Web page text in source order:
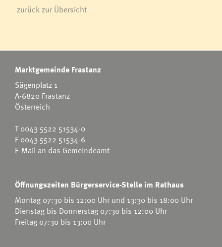
zurück zur Übersicht
Marktgemeinde Frastanz
Sägenplatz 1
A-6820 Frastanz
Österreich
T0043 5522 51534-0
F 0043 5522 51534-6
E-Mail an das Gemeindeamt
Öffnungszeiten Bürgerservice-Stelle im Rathaus
Montag 07:30 bis 12:00 Uhr und 13:30 bis 18:00 Uhr
Dienstag bis Donnerstag 07:30 bis 12:00 Uhr
Freitag 07:30 bis 13:00 Uhr